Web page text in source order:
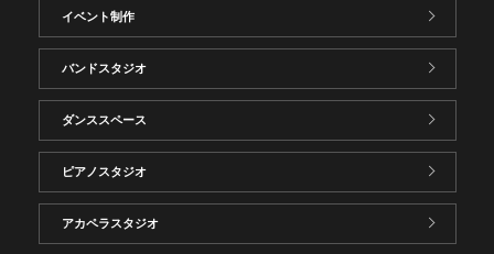
イベント制作
バンドスタジオ
ダンススペース
ピアノスタジオ
アカペラスタジオ